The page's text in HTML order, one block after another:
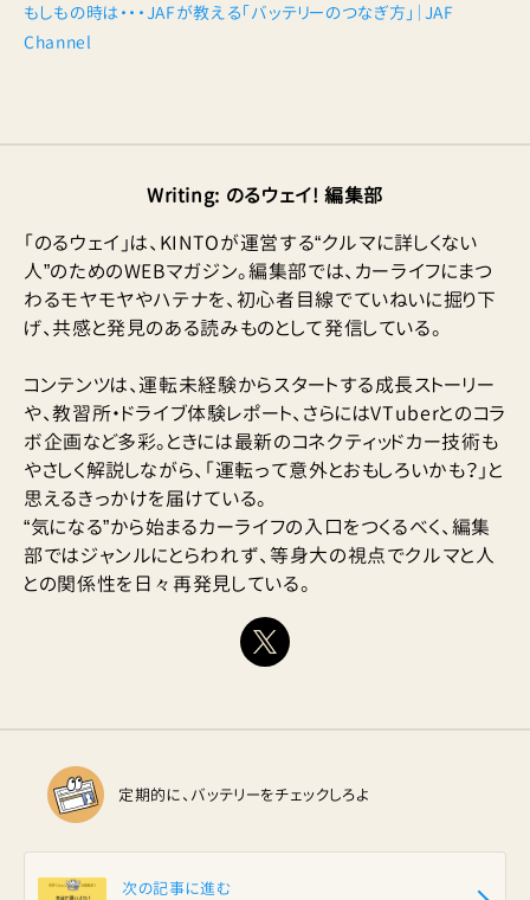
もしもの時は・・・JAFが教える「バッテリーのつなぎ方」｜JAF
Channel
Writing: のるウェイ! 編集部
「のるウェイ」は、KINTOが運営する“クルマに詳しくない
人”のためのWEBマガジン。編集部では、カーライフにまつ
わるモヤモヤやハテナを、初心者目線でていねいに掘り下
げ、共感と発見のある読みものとして発信している。
コンテンツは、運転未経験からスタートする成長ストーリー
や、教習所・ドライブ体験レポート、さらにはVTuberとのコラ
ボ企画など多彩。ときには最新のコネクティッドカー技術も
やさしく解説しながら、「運転って意外とおもしろいかも？」と
思えるきっかけを届けている。
“気になる”から始まるカーライフの入口をつくるべく、編集
部ではジャンルにとらわれず、等身大の視点でクルマと人
との関係性を日々再発見している。
定期的に、バッテリーをチェックしろよ
次の記事に進む